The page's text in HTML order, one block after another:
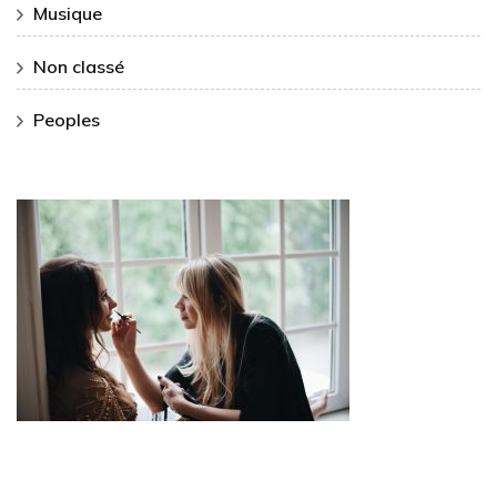
Musique
Non classé
Peoples